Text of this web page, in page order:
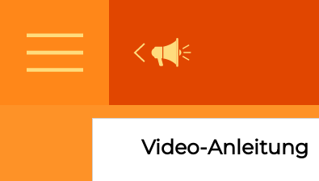
Video-Anleitung